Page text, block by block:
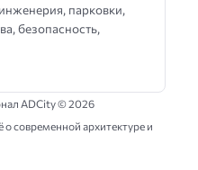
парковки,
безопасность,
ADCity ©2026
современной архитектуре и